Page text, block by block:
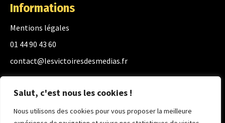
Salut, c'est nous les cookies !
Nous utilisons des cookies pour vous proposer la meilleure
Informations
Mentions légales
01 44 90 43 60
contact@lesvictoiresdesmedias.fr